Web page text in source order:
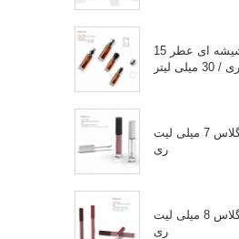
بطری شیشه ای عطر 15
میلی لیتری / 30 میلی لیتر
ویال لیپ گلاس 7 میلی لیت
ری
ویال لیپ گلاس 8 میلی لیت
ری